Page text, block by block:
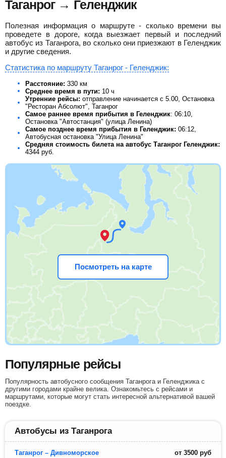
Таганрог → Геленджик
Полезная информация о маршруте - сколько времени вы
проведете в дороге, когда выезжает первый и последний
автобус из Таганрога, во сколько они приезжают в Геленджик
и другие сведения.
Статистика по маршруту Таганрог - Геленджик:
Расстояние: 330 км
Среднее время в пути: 10 ч
Утренние рейсы: отправление начинается с 5.00, Остановка
"Ресторан Абсолют", Таганрог
Самое раннее время прибытия в Геленджик: 06:10,
Остановка "Автостанция" (улица Ленина)
Самое позднее время прибытия в Геленджик: 06:12,
Автобусная остановка "Улица Ленина"
Средняя стоимость билета на автобус Таганрог Геленджик:
4344 руб.
Посмотреть на карте
Популярные рейсы
Популярность автобусного сообщения Таганрога и Геленджика с
другими городами крайне велика. Ознакомьтесь с рейсами и
маршрутами, которые могут стать интересной альтернативой вашей
поездке.
Автобусы из Таганрога
Таганрог – Дивноморское от 3500 руб